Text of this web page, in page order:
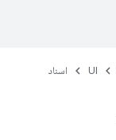
UI اسناد